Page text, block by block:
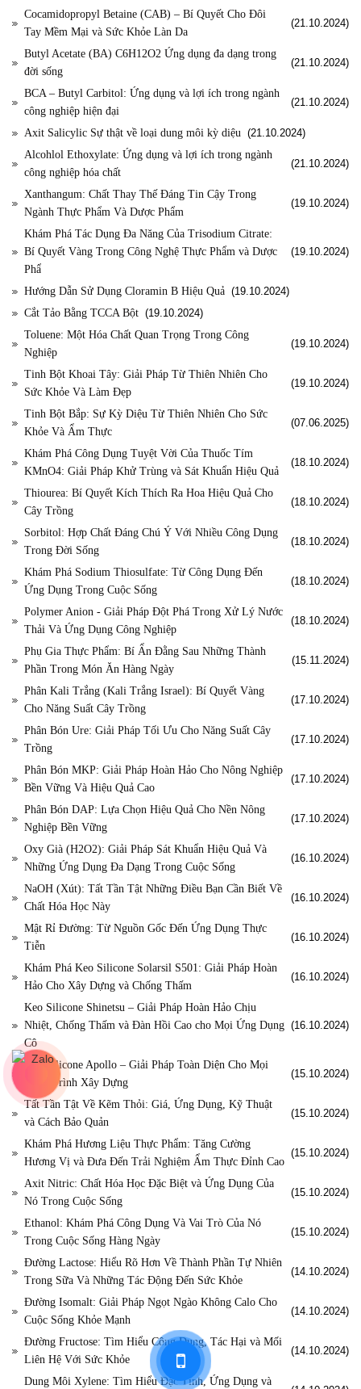
Cocamidopropyl Betaine (CAB) – Bí Quyết Cho Đôi
Tay Mềm Mại và Sức Khỏe Làn Da
(21.10.2024)
Butyl Acetate (BA) C6H12O2 Ứng dụng đa dạng trong
đời sống
(21.10.2024)
BCA – Butyl Carbitol: Ứng dụng và lợi ích trong ngành
công nghiệp hiện đại
(21.10.2024)
Axit Salicylic Sự thật về loại dung môi kỳ diệu (21.10.2024)
Alcohlol Ethoxylate: Ứng dụng và lợi ích trong ngành
công nghiệp hóa chất
(21.10.2024)
Xanthangum: Chất Thay Thế Đáng Tin Cậy Trong
Ngành Thực Phẩm Và Dược Phẩm
(19.10.2024)
Khám Phá Tác Dụng Đa Năng Của Trisodium Citrate:
Bí Quyết Vàng Trong Công Nghệ Thực Phẩm và Dược
Phẩ
(19.10.2024)
Hướng Dẫn Sử Dụng Cloramin B Hiệu Quả (19.10.2024)
Cắt Tảo Bằng TCCA Bột (19.10.2024)
Toluene: Một Hóa Chất Quan Trọng Trong Công
Nghiệp
(19.10.2024)
Tinh Bột Khoai Tây: Giải Pháp Từ Thiên Nhiên Cho
Sức Khỏe Và Làm Đẹp
(19.10.2024)
Tinh Bột Bắp: Sự Kỳ Diệu Từ Thiên Nhiên Cho Sức
Khỏe Và Ẩm Thực
(07.06.2025)
Khám Phá Công Dụng Tuyệt Vời Của Thuốc Tím
KMnO4: Giải Pháp Khử Trùng và Sát Khuẩn Hiệu Quả
(18.10.2024)
Thiourea: Bí Quyết Kích Thích Ra Hoa Hiệu Quả Cho
Cây Trồng
(18.10.2024)
Sorbitol: Hợp Chất Đáng Chú Ý Với Nhiều Công Dụng
Trong Đời Sống
(18.10.2024)
Khám Phá Sodium Thiosulfate: Từ Công Dụng Đến
Ứng Dụng Trong Cuộc Sống
(18.10.2024)
Polymer Anion - Giải Pháp Đột Phá Trong Xử Lý Nước
Thải Và Ứng Dụng Công Nghiệp
(18.10.2024)
Phụ Gia Thực Phẩm: Bí Ẩn Đằng Sau Những Thành
Phần Trong Món Ăn Hàng Ngày
(15.11.2024)
Phân Kali Trắng (Kali Trắng Israel): Bí Quyết Vàng
Cho Năng Suất Cây Trồng
(17.10.2024)
Phân Bón Ure: Giải Pháp Tối Ưu Cho Năng Suất Cây
Trồng
(17.10.2024)
Phân Bón MKP: Giải Pháp Hoàn Hảo Cho Nông Nghiệp
Bền Vững Và Hiệu Quả Cao
(17.10.2024)
Phân Bón DAP: Lựa Chọn Hiệu Quả Cho Nền Nông
Nghiệp Bền Vững
(17.10.2024)
Oxy Già (H2O2): Giải Pháp Sát Khuẩn Hiệu Quả Và
Những Ứng Dụng Đa Dạng Trong Cuộc Sống
(16.10.2024)
NaOH (Xút): Tất Tần Tật Những Điều Bạn Cần Biết Về
Chất Hóa Học Này
(16.10.2024)
Mật Rỉ Đường: Từ Nguồn Gốc Đến Ứng Dụng Thực
Tiễn
(16.10.2024)
Khám Phá Keo Silicone Solarsil S501: Giải Pháp Hoàn
Hảo Cho Xây Dựng và Chống Thấm
(16.10.2024)
Keo Silicone Shinetsu – Giải Pháp Hoàn Hảo Chịu
Nhiệt, Chống Thấm và Đàn Hồi Cao cho Mọi Ứng Dụng
Cô
(16.10.2024)
Keo Silicone Apollo – Giải Pháp Toàn Diện Cho Mọi
Công Trình Xây Dựng
(15.10.2024)
Tất Tần Tật Về Kẽm Thỏi: Giá, Ứng Dụng, Kỹ Thuật
và Cách Bảo Quản
(15.10.2024)
Khám Phá Hương Liệu Thực Phẩm: Tăng Cường
Hương Vị và Đưa Đến Trải Nghiệm Ẩm Thực Đỉnh Cao
(15.10.2024)
Axit Nitric: Chất Hóa Học Đặc Biệt và Ứng Dụng Của
Nó Trong Cuộc Sống
(15.10.2024)
Ethanol: Khám Phá Công Dụng Và Vai Trò Của Nó
Trong Cuộc Sống Hàng Ngày
(15.10.2024)
Đường Lactose: Hiểu Rõ Hơn Về Thành Phần Tự Nhiên
Trong Sữa Và Những Tác Động Đến Sức Khỏe
(14.10.2024)
Đường Isomalt: Giải Pháp Ngọt Ngào Không Calo Cho
Cuộc Sống Khỏe Mạnh
(14.10.2024)
Đường Fructose: Tìm Hiểu Công Dụng, Tác Hại và Mối
Liên Hệ Với Sức Khỏe
(14.10.2024)
Dung Môi Xylene: Tìm Hiểu Đặc Tính, Ứng Dụng và